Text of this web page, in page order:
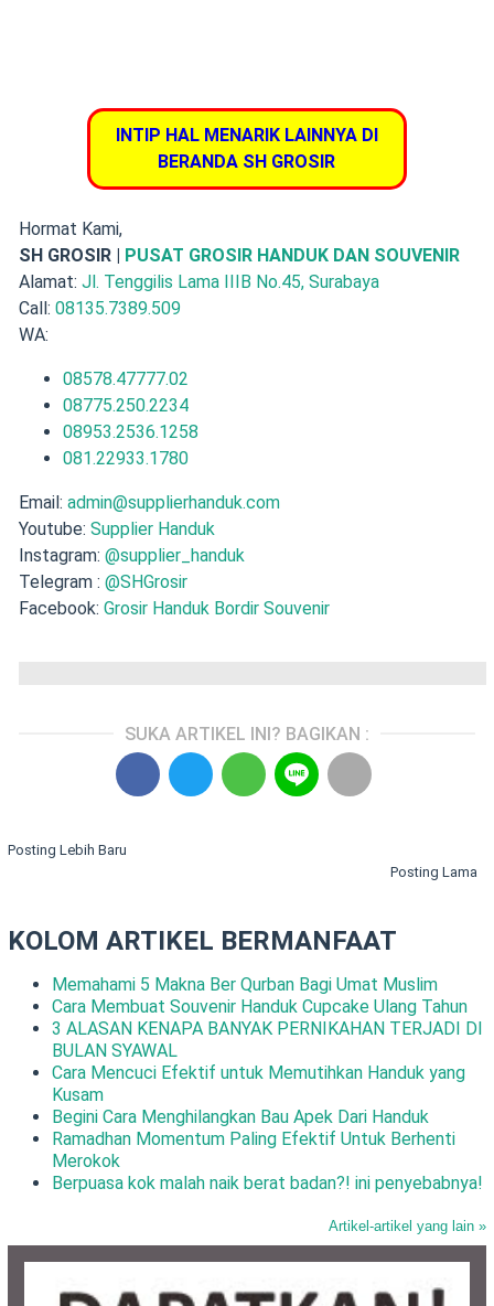
INTIP HAL MENARIK LAINNYA DI
BERANDA SH GROSIR
Hormat Kami,
SH GROSIR | PUSAT GROSIR HANDUK DAN SOUVENIR
Alamat: Jl. Tenggilis Lama IIIB No.45, Surabaya
Call: 08135.7389.509
WA:
08578.47777.02
08775.250.2234
08953.2536.1258
081.22933.1780
Email: admin@supplierhanduk.com
Youtube: Supplier Handuk
Instagram: @supplier_handuk
Telegram : @SHGrosir
Facebook: Grosir Handuk Bordir Souvenir
SUKA ARTIKEL INI? BAGIKAN :
Posting Lebih Baru
Posting Lama
KOLOM ARTIKEL BERMANFAAT
Memahami 5 Makna Ber Qurban Bagi Umat Muslim
Cara Membuat Souvenir Handuk Cupcake Ulang Tahun
3 ALASAN KENAPA BANYAK PERNIKAHAN TERJADI DI
BULAN SYAWAL
Cara Mencuci Efektif untuk Memutihkan Handuk yang
Kusam
Begini Cara Menghilangkan Bau Apek Dari Handuk
Ramadhan Momentum Paling Efektif Untuk Berhenti
Merokok
Berpuasa kok malah naik berat badan?! ini penyebabnya!
Artikel-artikel yang lain »